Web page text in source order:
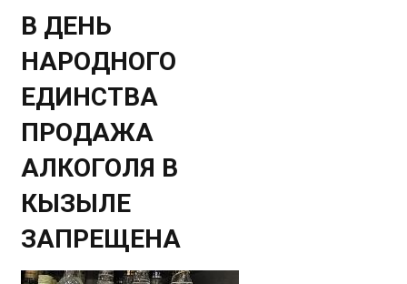
В ДЕНЬ
НАРОДНОГО
ЕДИНСТВА
ПРОДАЖА
АЛКОГОЛЯ В
КЫЗЫЛЕ
ЗАПРЕЩЕНА